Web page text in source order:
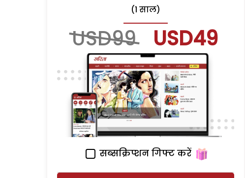
(1 साल)
USD99 USD49
सब्सक्रिप्शन गिफ्ट करें